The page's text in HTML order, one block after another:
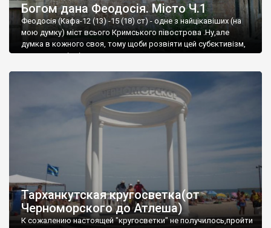
Богом дана Феодосія. Місто Ч.1
Феодосія (Кафа-12 (13) -15 (18) ст) - одне з найцікавіших (на
мою думку) міст всього Кримського півострова .Ну,але
думка в кожного своя, тому щоби розвіяти цей субєктивізм,
запрошую відвідати це
Тарханкутская кругосветка(от
Черноморского до Атлеша)
К сожалению настоящей "кругосветки" не получилось,пройти